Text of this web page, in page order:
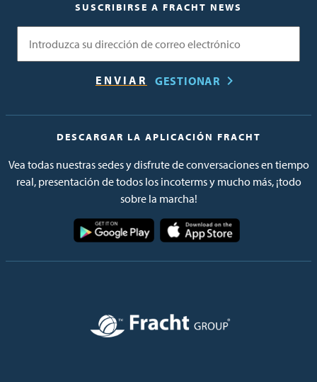
SUSCRIBIRSE A FRACHT NEWS
GESTIONAR
DESCARGAR LA APLICACIÓN FRACHT
Vea todas nuestras sedes y disfrute de conversaciones en tiempo
real, presentación de todos los incoterms y mucho más, ¡todo
sobre la marcha!
Imagen
Imagen